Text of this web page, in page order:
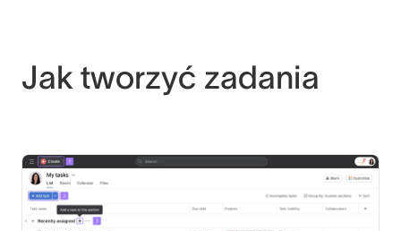
Jak tworzyć zadania